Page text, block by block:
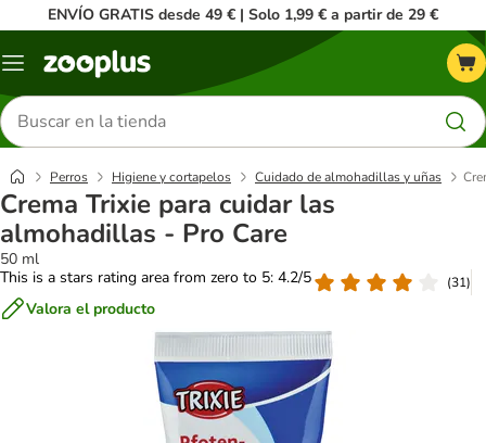
ENVÍO GRATIS desde 49 € | Solo 1,99 € a partir de 29 €
Menú
Buscar
productos
Perros Higiene y cortapelos Cuidado de almohadillas y uñas
Crema Trixie para cuidar las
almohadillas - Pro Care
50 ml
This is a stars rating area from zero to 5: 4.2/5
(31)
Valora el producto